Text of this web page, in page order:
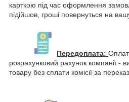
карткою під час оформлення
підійшов, гроші повернуться на
Передоплата:
розрахунковий рахунок компанії -
товару без сплати комісії за